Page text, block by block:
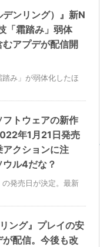
デンリング）』新N
「霜踏み」弱体
アプデが配信開
み」が弱体化したほ
フトウェアの新作
年1月21日発売
クションに注
ル4だな？
発売日が決定。最新
ング』プレイの安
配信。今後も改